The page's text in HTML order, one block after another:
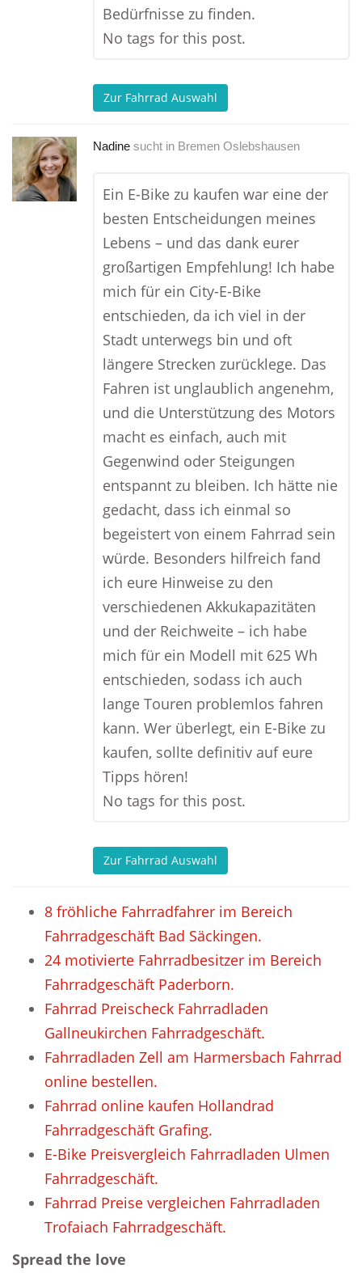
Bedürfnisse zu finden.
No tags for this post.
Zur Fahrrad Auswahl
Nadine sucht in Bremen Oslebshausen
Ein E-Bike zu kaufen war eine der
besten Entscheidungen meines
Lebens – und das dank eurer
großartigen Empfehlung! Ich habe
mich für ein City-E-Bike
entschieden, da ich viel in der
Stadt unterwegs bin und oft
längere Strecken zurücklege. Das
Fahren ist unglaublich angenehm,
und die Unterstützung des Motors
macht es einfach, auch mit
Gegenwind oder Steigungen
entspannt zu bleiben. Ich hätte nie
gedacht, dass ich einmal so
begeistert von einem Fahrrad sein
würde. Besonders hilfreich fand
ich eure Hinweise zu den
verschiedenen Akkukapazitäten
und der Reichweite – ich habe
mich für ein Modell mit 625 Wh
entschieden, sodass ich auch
lange Touren problemlos fahren
kann. Wer überlegt, ein E-Bike zu
kaufen, sollte definitiv auf eure
Tipps hören!
No tags for this post.
Zur Fahrrad Auswahl
8 fröhliche Fahrradfahrer im Bereich
Fahrradgeschäft Bad Säckingen.
24 motivierte Fahrradbesitzer im Bereich
Fahrradgeschäft Paderborn.
Fahrrad Preischeck Fahrradladen
Gallneukirchen Fahrradgeschäft.
Fahrradladen Zell am Harmersbach Fahrrad
online bestellen.
Fahrrad online kaufen Hollandrad
Fahrradgeschäft Grafing.
E-Bike Preisvergleich Fahrradladen Ulmen
Fahrradgeschäft.
Fahrrad Preise vergleichen Fahrradladen
Trofaiach Fahrradgeschäft.
Spread the love